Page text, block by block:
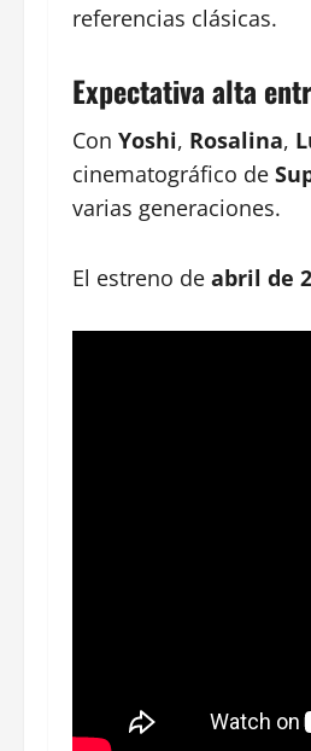
referencias clásicas.
Expectativa alta
Con Yoshi, Rosalina,
cinematográfico de
varias generaciones.
El estreno de abril de